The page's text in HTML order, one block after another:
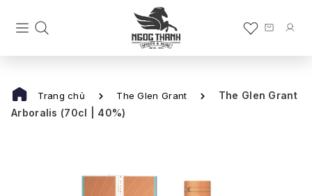
Trang chủ The Glen Grant
The Glen Grant
Arboralis (70cl | 40%)